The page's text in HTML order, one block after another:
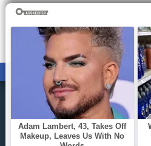
ПРАВООБЛАДАТЕЛЯМ
Все материалы на сайте
Администратор сайта не несёт
действия пользователей сайта..
Вы можете направить вашу
bookreadinfo@gmail.com